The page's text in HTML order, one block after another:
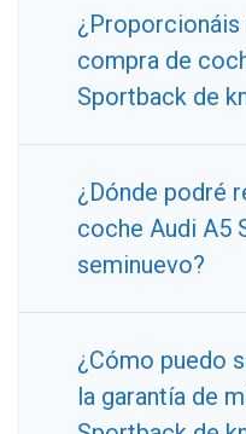
¿Proporcionáis
compra de
Sportback de
¿Dónde podré
coche Audi A5
seminuevo?
¿Cómo puedo
la garantía de